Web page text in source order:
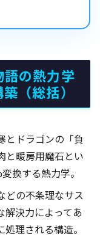
語の熱力学
（総括）
とドラゴンの「負
と暖房用魔石とい
換する熱力学。
どの不条理なサス
解決力によってあ
理される構造。